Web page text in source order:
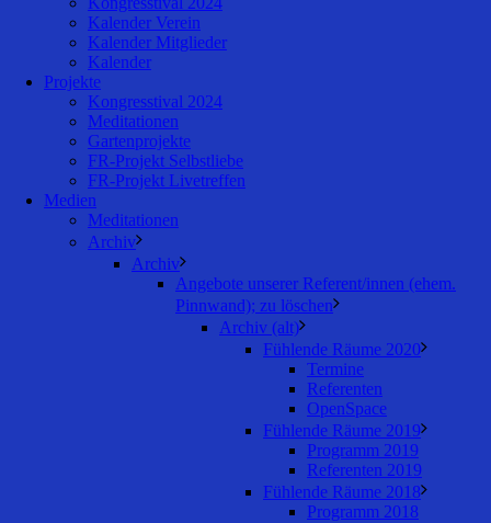
Kalender Verein
Kalender Mitglieder
Kalender
Projekte
Kongresstival 2024
Meditationen
Gartenprojekte
FR-Projekt Selbstliebe
FR-Projekt Livetreffen
Medien
Meditationen
Archiv
Archiv
Angebote unserer Referent/innen (ehem.
Pinnwand); zu löschen
Archiv (alt)
Fühlende Räume 2020
Termine
Referenten
OpenSpace
Fühlende Räume 2019
Programm 2019
Referenten 2019
Fühlende Räume 2018
Programm 2018